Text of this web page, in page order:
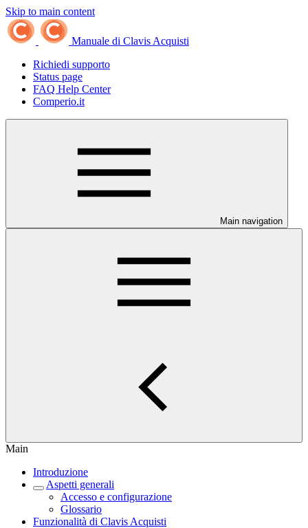
Skip to main content
Manuale di Clavis Acquisti
Richiedi supporto
Status page
FAQ Help Center
Comperio.it
Main navigation
Main
Introduzione
Aspetti generali
Accesso e configurazione
Glossario
Funzionalità di Clavis Acquisti